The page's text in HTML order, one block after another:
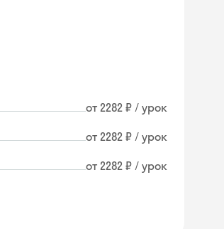
от 2282 ₽ / урок
от 2282 ₽ / урок
от 2282 ₽ / урок